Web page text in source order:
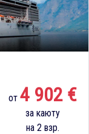
от4 902 €
за каюту
на 2 взр.